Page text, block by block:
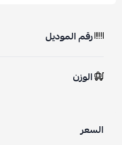
رقم الموديل
الوزن
السعر